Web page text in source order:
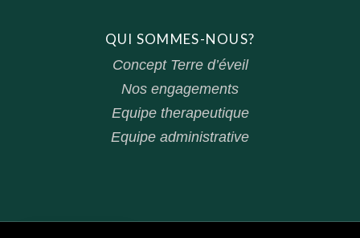
QUI SOMMES-NOUS?
Concept Terre d’éveil
Nos engagements
Equipe therapeutique
Equipe administrative